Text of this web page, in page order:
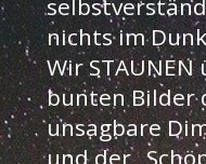
nichts im
Wir
bunten Bilder
unsagbare
und der